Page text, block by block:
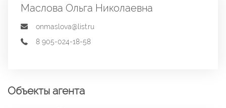
Маслова Ольга Николаевна
onmaslova@list.ru
8 905-024-18-58
Объекты агента